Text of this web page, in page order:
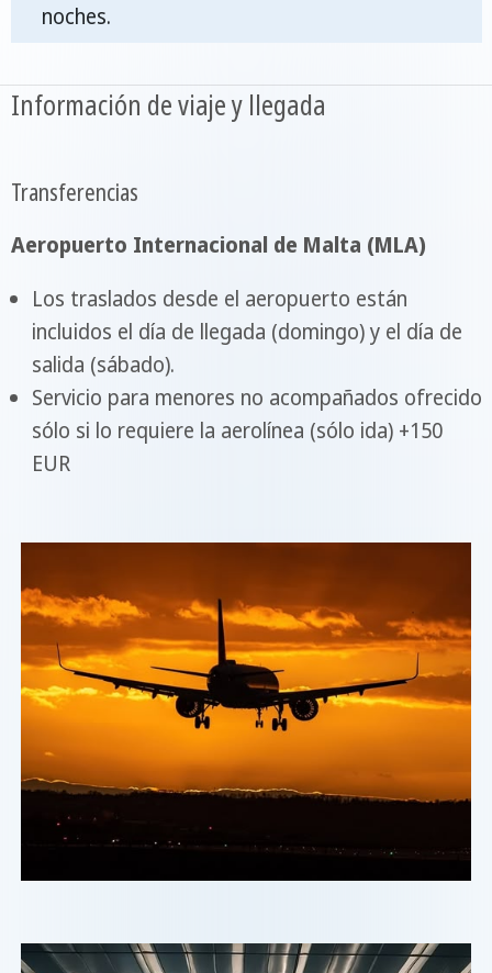
noches.
Información de viaje y llegada
Transferencias
Aeropuerto Internacional de Malta (MLA)
Los traslados desde el aeropuerto están
incluidos el día de llegada (domingo) y el día de
salida (sábado).
Servicio para menores no acompañados ofrecido
sólo si lo requiere la aerolínea (sólo ida) +150
EUR